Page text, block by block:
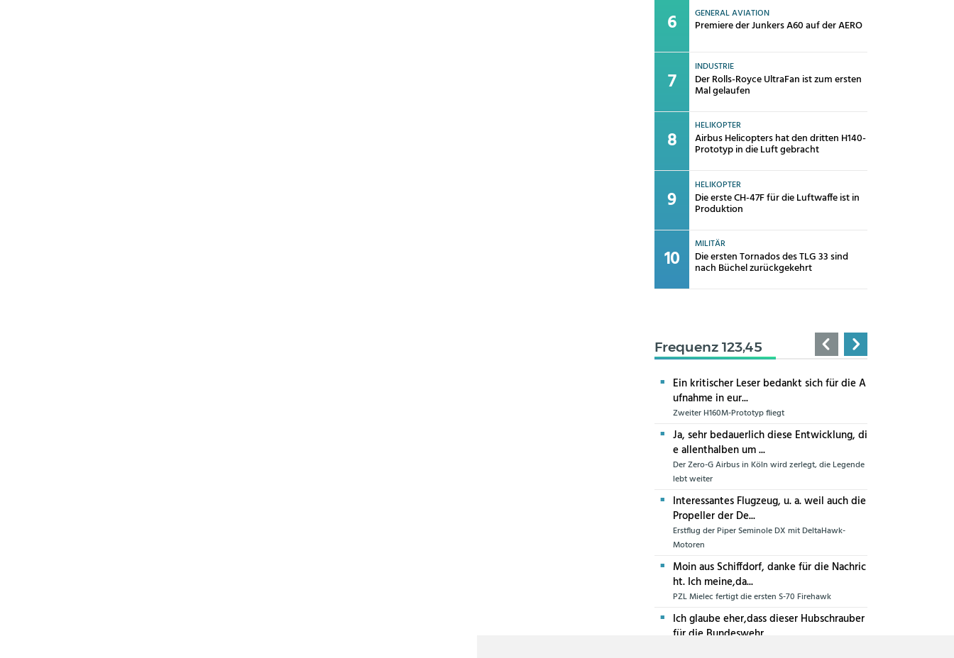
GENERAL AVIATION
Premiere der Junkers A60 auf der AERO
INDUSTRIE
Der Rolls-Royce UltraFan ist zum ersten
Mal gelaufen
HELIKOPTER
Airbus Helicopters hat den dritten H140-
Prototyp in die Luft gebracht
HELIKOPTER
Die erste CH-47F für die Luftwaffe ist in
Produktion
MILITÄR
Die ersten Tornados des TLG 33 sind
nach Büchel zurückgekehrt
Frequenz 123,45
Ein kritischer Leser bedankt sich für die A
ufnahme in eur...
Zweiter H160M-Prototyp fliegt
Ja, sehr bedauerlich diese Entwicklung, di
e allenthalben um ...
Der Zero-G Airbus in Köln wird zerlegt, die Legende
lebt weiter
Interessantes Flugzeug, u. a. weil auch die
Propeller der De...
Erstflug der Piper Seminole DX mit DeltaHawk-
Motoren
Moin aus Schiffdorf, danke für die Nachric
ht. Ich meine,da...
PZL Mielec fertigt die ersten S-70 Firehawk
Ich glaube eher,dass dieser Hubschrauber
für die Bundeswehr...